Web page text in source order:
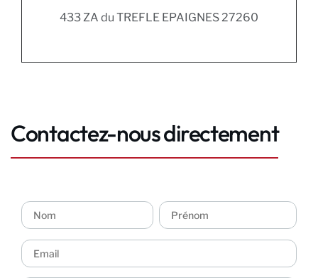
433 ZA du TREFLE EPAIGNES 27260
Contactez-nous directement